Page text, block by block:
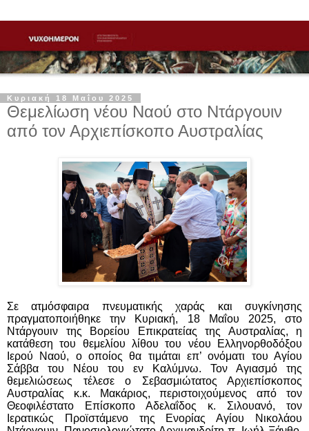
Κυριακή 18 Μαΐου 2025
Θεμελίωση νέου Ναού στο Ντάργουιν
από τον Αρχιεπίσκοπο Αυστραλίας
Σε ατμόσφαιρα πνευματικής χαράς και συγκίνησης
πραγματοποιήθηκε την Κυριακή, 18 Μαΐου 2025, στο
Ντάργουιν της Βορείου Επικρατείας της Αυστραλίας, η
κατάθεση του θεμελίου λίθου του νέου Ελληνορθοδόξου
Ιερού Ναού, ο οποίος θα τιμάται επ’ ονόματι του Αγίου
Σάββα του Νέου του εν Καλύμνω. Τον Αγιασμό της
θεμελιώσεως τέλεσε ο Σεβασμιώτατος Αρχιεπίσκοπος
Αυστραλίας κ.κ. Μακάριος, περιστοιχούμενος από τον
Θεοφιλέστατο Επίσκοπο Αδελαΐδος κ. Σιλουανό, τον
Ιερατικώς Προϊστάμενο της Ενορίας Αγίου Νικολάου